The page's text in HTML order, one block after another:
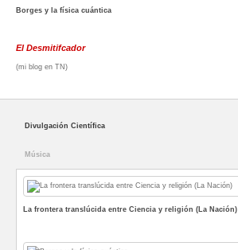
Borges y la física cuántica
El Desmitifcador
(mi blog en TN)
Divulgación Científica
Música
La frontera translúcida entre Ciencia y religión (La Nación)